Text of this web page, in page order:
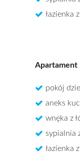
łazienka
Apartament
pokój
aneks
wnęka z
sypialnia
łazienka